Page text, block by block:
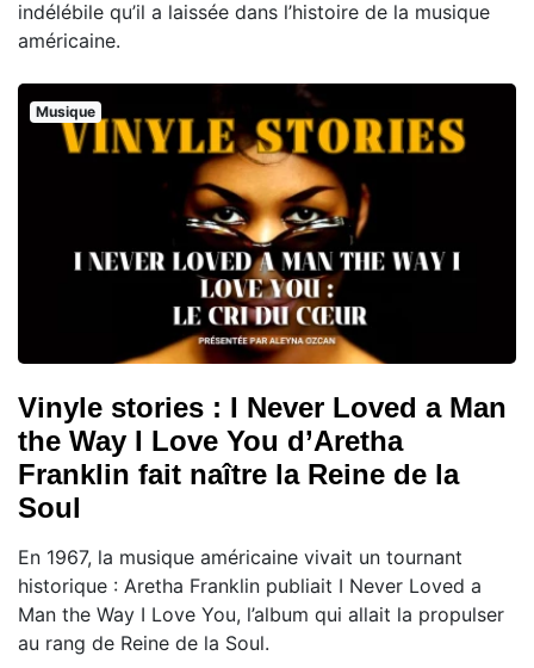
indélébile qu’il a laissée dans l’histoire de la musique
américaine.
Musique
Vinyle stories : I Never Loved a Man
the Way I Love You d’Aretha
Franklin fait naître la Reine de la
Soul
En 1967, la musique américaine vivait un tournant
historique : Aretha Franklin publiait I Never Loved a
Man the Way I Love You, l’album qui allait la propulser
au rang de Reine de la Soul.